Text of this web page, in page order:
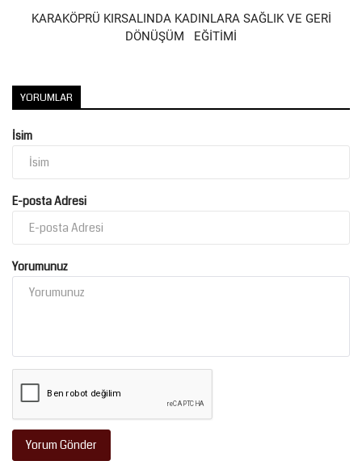
KARAKÖPRÜ KIRSALINDA KADINLARA SAĞLIK VE GERİ
DÖNÜŞÜM EĞİTİMİ
YORUMLAR
İsim
E-posta Adresi
Yorumunuz
Yorum Gönder